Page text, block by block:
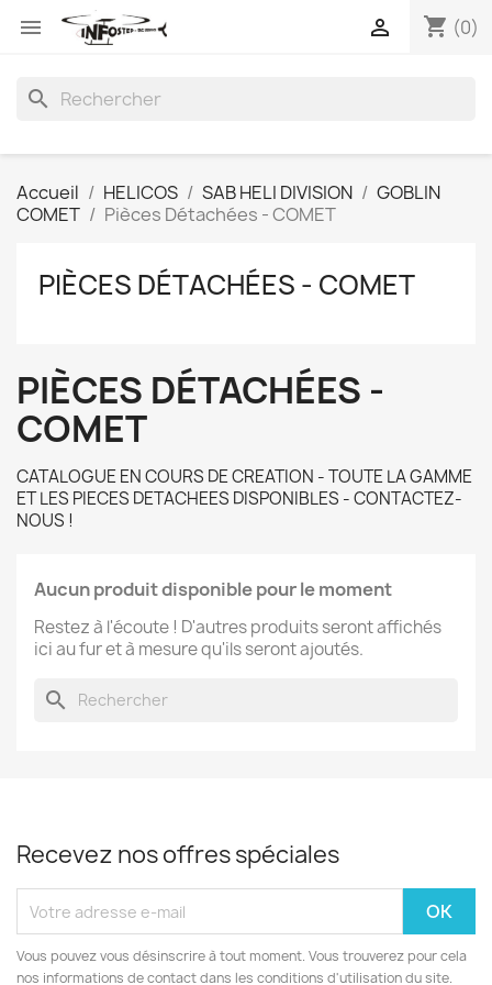
 shopping_cart (0)

search
Accueil HELICOS SAB HELI DIVISION
GOBLIN
COMET
Pièces Détachées - COMET
PIÈCES DÉTACHÉES - COMET
PIÈCES DÉTACHÉES -
COMET
CATALOGUE EN COURS DE CREATION - TOUTE LA GAMME
ET LES PIECES DETACHEES DISPONIBLES - CONTACTEZ-
NOUS !
Aucun produit disponible pour le moment
Restez à l'écoute ! D'autres produits seront affichés
ici au fur et à mesure qu'ils seront ajoutés.
search
Recevez nos offres spéciales
Vous pouvez vous désinscrire à tout moment. Vous trouverez pour cela
nos informations de contact dans les conditions d'utilisation du site.